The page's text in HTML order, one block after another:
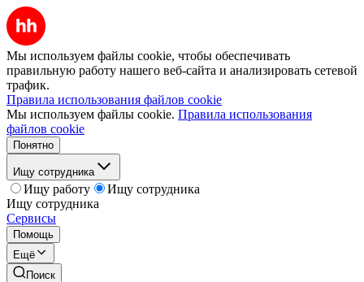
Мы используем файлы cookie, чтобы обеспечивать
правильную работу нашего веб-сайта и анализировать сетевой
трафик.
Правила использования файлов cookie
Мы используем файлы cookie. Правила использования
файлов cookie
Понятно
Ищу сотрудника
Ищу работу
Ищу сотрудника
Ищу сотрудника
Сервисы
Помощь
Ещё
Поиск